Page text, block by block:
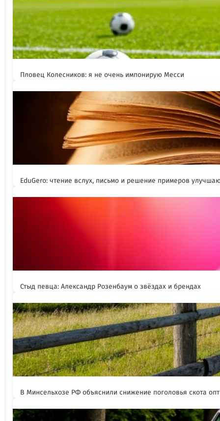
Пловец Колесников: я не очень импонирую Месси
EduGero: чтение вслух, письмо и решение примеров
Стыд певца: Александр Розенбаум о звёздах и брендах
В Минсельхозе РФ объяснили снижение поголовья скота